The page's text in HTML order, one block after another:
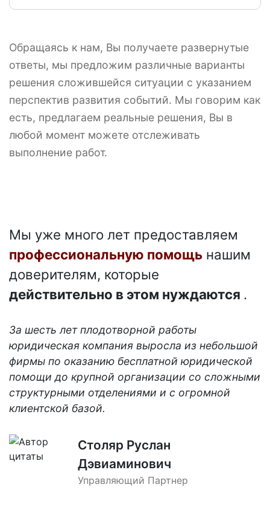
Обращаясь к нам, Вы получаете развернутые
ответы, мы предложим различные варианты
решения сложившейся ситуации с указанием
перспектив развития событий. Мы говорим как
есть, предлагаем реальные решения, Вы в
любой момент можете отслеживать
выполнение работ.
Мы уже много лет предоставляем
профессиональную помощь нашим
доверителям, которые
действительно в этом нуждаются .
За шесть лет плодотворной работы
юридическая компания выросла из небольшой
фирмы по оказанию бесплатной юридической
помощи до крупной организации со сложными
структурными отделениями и с огромной
клиентской базой.
Столяр Руслан
Дэвиаминович
Управляющий Партнер